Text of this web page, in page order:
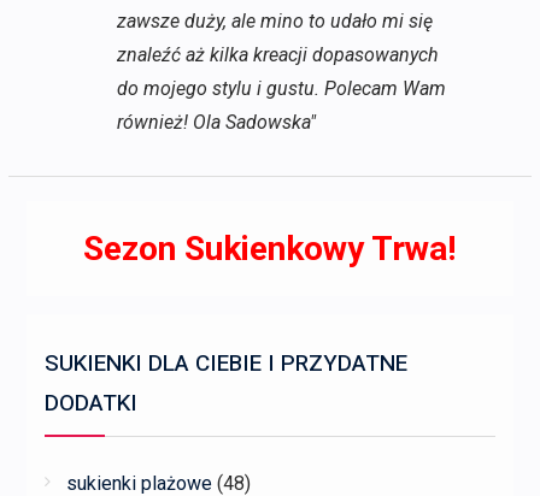
zawsze duży, ale mino to udało mi się
znaleźć aż kilka kreacji dopasowanych
do mojego stylu i gustu. Polecam Wam
również! Ola Sadowska"
Sezon Sukienkowy Trwa!
SUKIENKI DLA CIEBIE I PRZYDATNE
DODATKI
sukienki plażowe (48)